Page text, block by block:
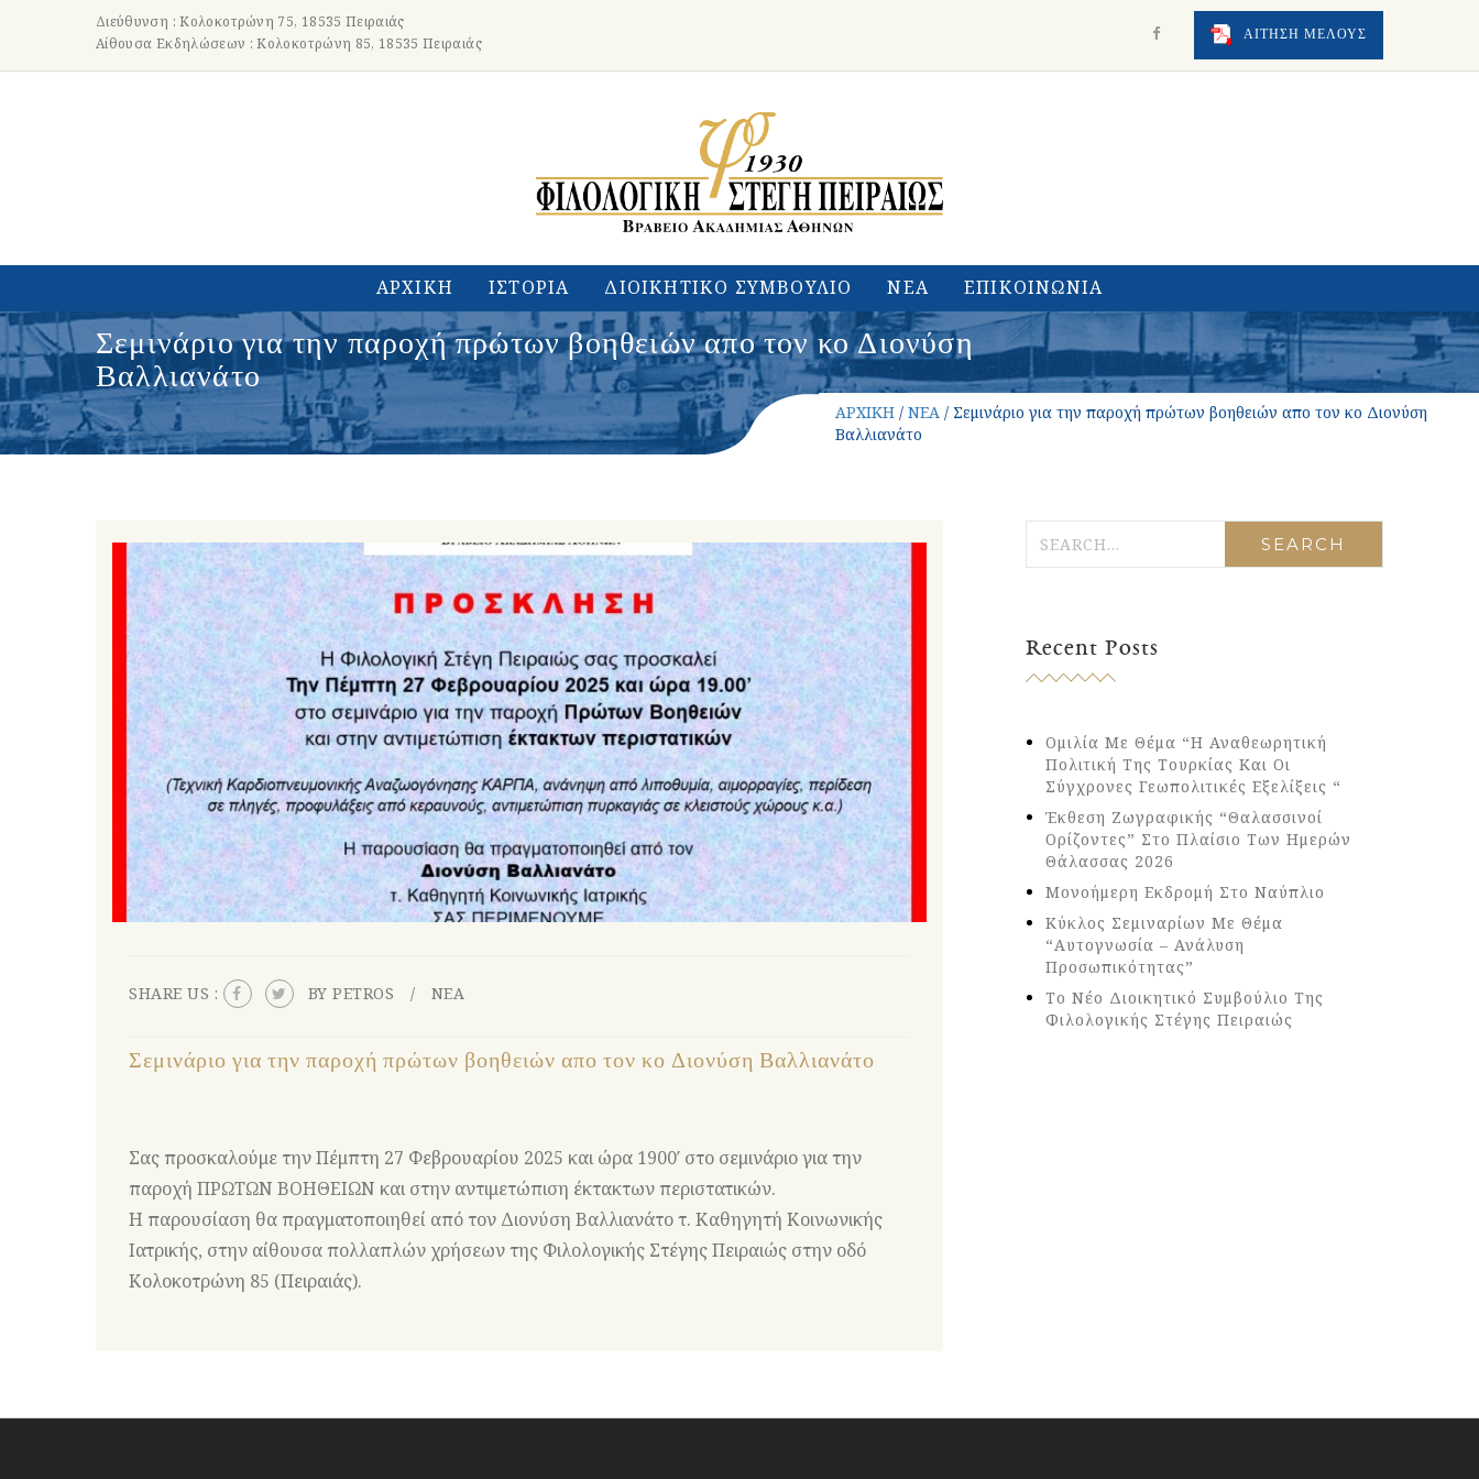
Διεύθυνση : Κολοκοτρώνη 75, 18535 Πειραιάς
Αίθουσα Εκδηλώσεων : Κολοκοτρώνη 85, 18535 Πειραιάς
ΑΙΤΗΣΗ ΜΕΛΟΥΣ
ΑΡΧΙΚΗ ΙΣΤΟΡΙΑ ΔΙΟΙΚΗΤΙΚΟ ΣΥΜΒΟΥΛΙΟ ΝΕΑ ΕΠΙΚΟΙΝΩΝΙΑ
Σεμινάριο για την παροχή πρώτων βοηθειών απο τον κο Διονύση
Βαλλιανάτο
ΑΡΧΙΚΗ / ΝΕΑ / Σεμινάριο για την παροχή πρώτων βοηθειών απο τον κο Διονύση
Βαλλιανάτο
SHARE US : BY PETROS ΝΕΑ
Σεμινάριο για την παροχή πρώτων βοηθειών απο τον κο Διονύση Βαλλιανάτο
Σας προσκαλούμε την Πέμπτη 27 Φεβρουαρίου 2025 και ώρα 1900′ στο σεμινάριο για την
παροχή ΠΡΩΤΩΝ ΒΟΗΘΕΙΩΝ και στην αντιμετώπιση έκτακτων περιστατικών.
Η παρουσίαση θα πραγματοποιηθεί από τον Διονύση Βαλλιανάτο τ. Καθηγητή Κοινωνικής
Ιατρικής, στην αίθουσα πολλαπλών χρήσεων της Φιλολογικής Στέγης Πειραιώς στην οδό
Κολοκοτρώνη 85 (Πειραιάς).
Recent Posts
Ομιλία Με Θέμα “Η Αναθεωρητική
Πολιτική Της Τουρκίας Και Οι
Σύγχρονες Γεωπολιτικές Εξελίξεις “
Έκθεση Ζωγραφικής “Θαλασσινοί
Ορίζοντες” Στο Πλαίσιο Των Ημερών
Θάλασσας 2026
Μονοήμερη Εκδρομή Στο Ναύπλιο
Κύκλος Σεμιναρίων Με Θέμα
“Αυτογνωσία – Ανάλυση
Προσωπικότητας”
Το Νέο Διοικητικό Συμβούλιο Της
Φιλολογικής Στέγης Πειραιώς